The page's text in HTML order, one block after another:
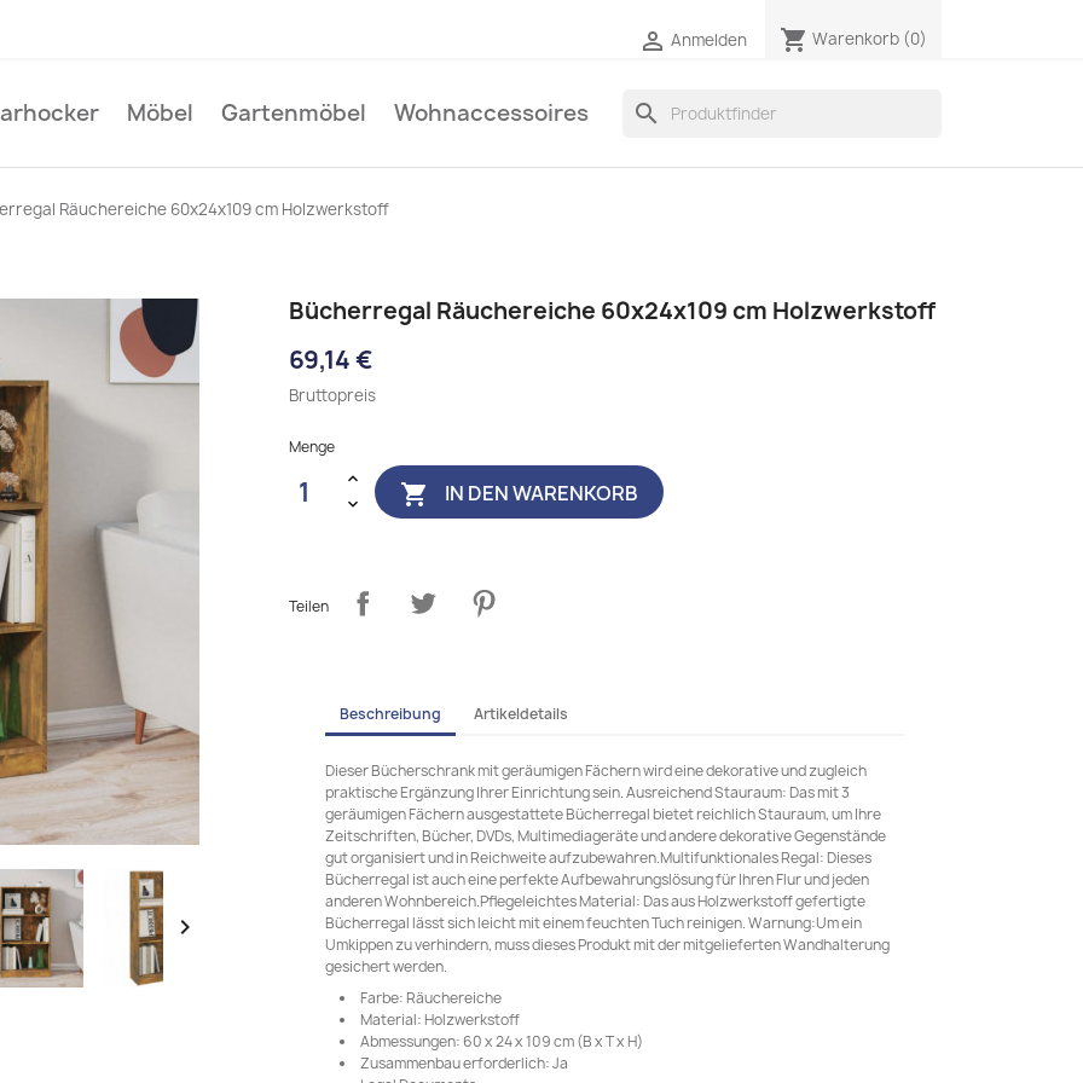
 Anmelden shopping_cart Warenkorb (0)
Möbel Gartenmöbel Wohnaccessoires search
Räuchereiche 60x24x109 cm Holzwerkstoff

Bücherregal Räuchereiche 60x24x109 cm Holzwerkstoff
69,14 €
Bruttopreis
Menge
 IN DEN WARENKORB
Teilen
Beschreibung Artikeldetails
Dieser Bücherschrank mit geräumigen Fächern wird eine dekorative und zugleich
praktische Ergänzung Ihrer Einrichtung sein. Ausreichend Stauraum: Das mit 3
geräumigen Fächern ausgestattete Bücherregal bietet reichlich Stauraum, um Ihre
Zeitschriften, Bücher, DVDs, Multimediageräte und andere dekorative Gegenstände
gut organisiert und in Reichweite aufzubewahren.Multifunktionales Regal: Dieses
Bücherregal ist auch eine perfekte Aufbewahrungslösung für Ihren Flur und jeden
anderen Wohnbereich.Pflegeleichtes Material: Das aus Holzwerkstoff gefertigte
Bücherregal lässt sich leicht mit einem feuchten Tuch reinigen. Warnung:Um ein
Umkippen zu verhindern, muss dieses Produkt mit der mitgelieferten Wandhalterung
gesichert werden.
Farbe: Räuchereiche
Material: Holzwerkstoff
Abmessungen: 60 x 24 x 109 cm (B x T x H)
Zusammenbau erforderlich: Ja